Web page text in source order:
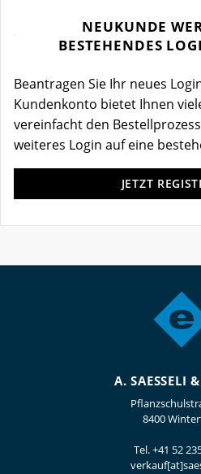
NEUKUNDE
BESTEHENDES
Beantragen Sie Ihr neues
Kundenkonto bietet Ihnen
vereinfacht den
weiteres Login auf eine
JETZT
A. SAESSELI
8400
Tel.+41 52